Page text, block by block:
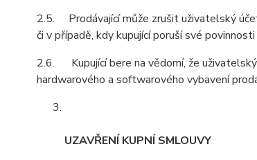
2.5. Prodávající může zrušit uživatelský
či v případě, kdy kupující poruší své
2.6. Kupující bere na vědomí, že
hardwarového a softwarového vybavení
UZAVŘENÍ KUPNÍ SMLOUVY